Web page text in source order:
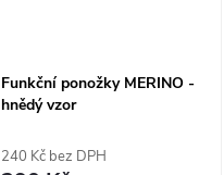
Funkční ponožky MERINO -
hnědý vzor
240 Kč bez DPH